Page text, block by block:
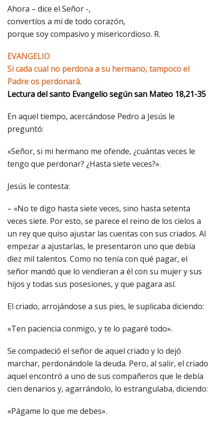
Ahora – dice el Señor -,
convertíos a mí de todo corazón,
porque soy compasivo y misericordioso. R.
EVANGELIO
Si cada cual no perdona a su hermano, tampoco el
Padre os perdonará.
Lectura del santo Evangelio según san Mateo 18,21-35
En aquel tiempo, acercándose Pedro a Jesús le
preguntó:
«Señor, si mi hermano me ofende, ¿cuántas veces le
tengo que perdonar? ¿Hasta siete veces?».
Jesús le contesta:
– «No te digo hasta siete veces, sino hasta setenta
veces siete. Por esto, se parece el reino de los cielos a
un rey que quiso ajustar las cuentas con sus criados. Al
empezar a ajustarlas, le presentaron uno que debía
diez mil talentos. Como no tenía con qué pagar, el
señor mandó que lo vendieran a él con su mujer y sus
hijos y todas sus posesiones, y que pagara así.
El criado, arrojándose a sus pies, le suplicaba diciendo:
«Ten paciencia conmigo, y te lo pagaré todo».
Se compadeció el señor de aquel criado y lo dejó
marchar, perdonándole la deuda. Pero, al salir, el criado
aquel encontró a uno de sus compañeros que le debía
cien denarios y, agarrándolo, lo estrangulaba, diciendo:
«Págame lo que me debes».